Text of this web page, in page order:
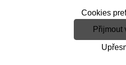
Cookies
Přijmout